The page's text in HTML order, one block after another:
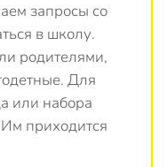
запросы со
в школу.
родителями,
Для
или набора
приходится